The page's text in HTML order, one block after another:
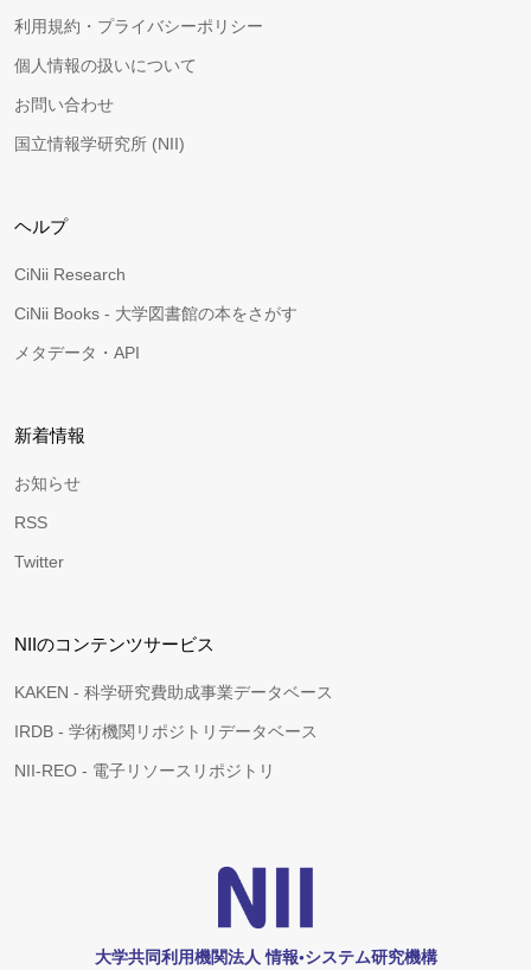
利用規約・プライバシーポリシー
個人情報の扱いについて
お問い合わせ
国立情報学研究所 (NII)
ヘルプ
CiNii Research
CiNii Books - 大学図書館の本をさがす
メタデータ・API
新着情報
お知らせ
RSS
Twitter
NIIのコンテンツサービス
KAKEN - 科学研究費助成事業データベース
IRDB - 学術機関リポジトリデータベース
NII-REO - 電子リソースリポジトリ
大学共同利用機関法人 情報•システム研究機構